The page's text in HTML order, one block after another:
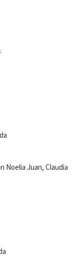
Noelia Juan, Claudia